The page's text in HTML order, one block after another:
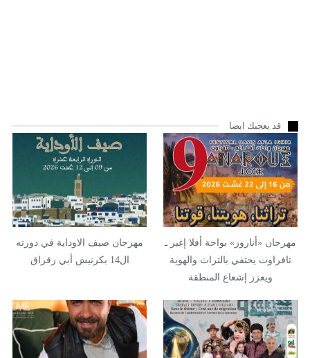
قد يعجبك ايضا
مهرجان «أناروز» بواحة أفلا إغير ـ
تافراوت يحتفي بالتراث والهوية
ويعزز إشعاع المنطقة
مهرجان صيف الاوداية في دورته
ال14 بكرنيش أبي رقراق